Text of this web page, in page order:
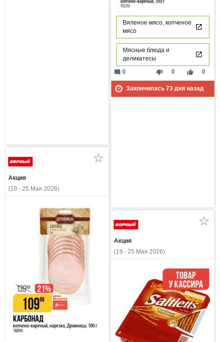
Вяленое мясо, копченое
мясо
Мясные блюда и
деликатесы
thumb_down 0 thumb_up 0
mode_comment 0
Закончилась 73дня назад
Акция
(19 - 25 Мая 2026)
Акция
(19 - 25 Мая 2026)